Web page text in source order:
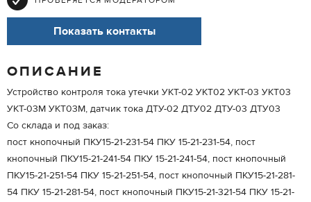
Показать контакты
ОПИСАНИЕ
Устройство контроля тока утечки УКТ-02 УКТ02 УКТ-03 УКТ03
УКТ-03М УКТ03М, датчик тока ДТУ-02 ДТУ02 ДТУ-03 ДТУ03
Со склада и под заказ:
пост кнопочный ПКУ15-21-231-54 ПКУ 15-21-231-54, пост
кнопочный ПКУ15-21-241-54 ПКУ 15-21-241-54, пост кнопочный
ПКУ15-21-251-54 ПКУ 15-21-251-54, пост кнопочный ПКУ15-21-281-
54 ПКУ 15-21-281-54, пост кнопочный ПКУ15-21-321-54 ПКУ 15-21-